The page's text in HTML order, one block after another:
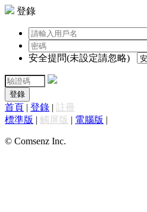
登錄
安全提問(未設定請忽略)
登錄
首頁 | 登錄 | 註冊
標準版 | 觸屏版 | 電腦版 |
© Comsenz Inc.